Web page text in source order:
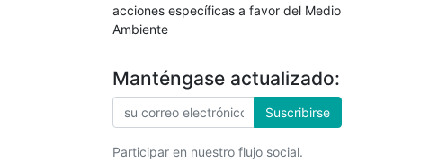
acciones específicas a favor del Medio
Ambiente
Manténgase actualizado:
Suscribirse
Participar en nuestro flujo social.